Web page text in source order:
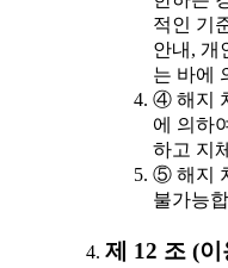
적인 기
안내, 개
는 바에
④ 해지
에 의하
하고 지
⑤ 해지
불가능
제 12 조 (